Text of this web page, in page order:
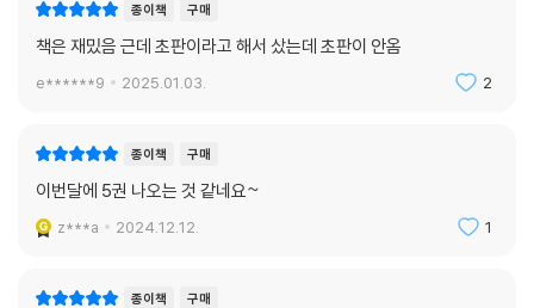
종이책 구매
책은 재밌음 근데 초판이라고 해서 샀는데 초판이 안옴
e******9 2025.01.03. 2
종이책 구매
이번달에 5권 나오는 것 같네요~
z***a 2024.12.12. 1
종이책 구매